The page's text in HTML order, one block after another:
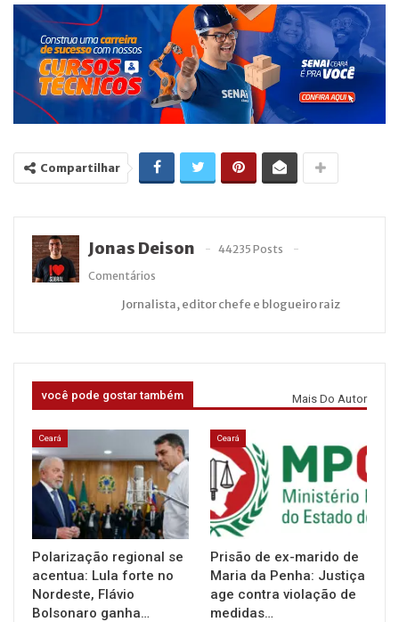
Compartilhar
Jonas Deison
44235 Posts
Comentários
Jornalista, editor chefe e blogueiro raiz
você pode gostar também Mais Do Autor
Ceará
Polarização regional se
acentua: Lula forte no
Nordeste, Flávio
Bolsonaro ganha…
Ceará
Prisão de ex-marido de
Maria da Penha: Justiça
age contra violação de
medidas…